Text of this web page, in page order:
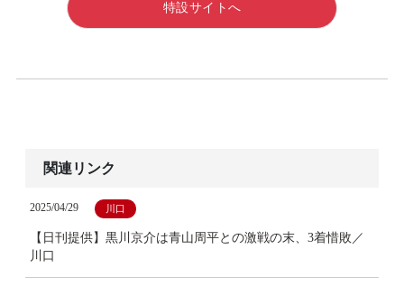
特設サイトへ
関連リンク
2025/04/29 川口
【日刊提供】黒川京介は青山周平との激戦の末、3着惜敗／
川口